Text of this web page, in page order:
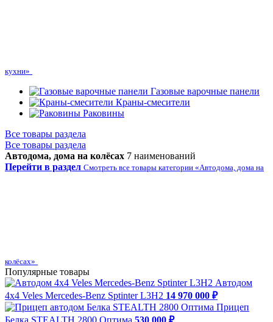
кухни»
Газовые варочные панели
Краны-смесители
Раковины
Все товары раздела
Все товары раздела
Автодома, дома на колёсах 7 наименований
Перейти в раздел Смотреть все товары категории «Автодома, дома на
колёсах»
Популярные товары
Автодом
4х4 Veles Mercedes-Benz Sptinter L3H2 14 970 000 ₽
Прицеп
Белка STEALTH 2800 Оптима 530 000 ₽